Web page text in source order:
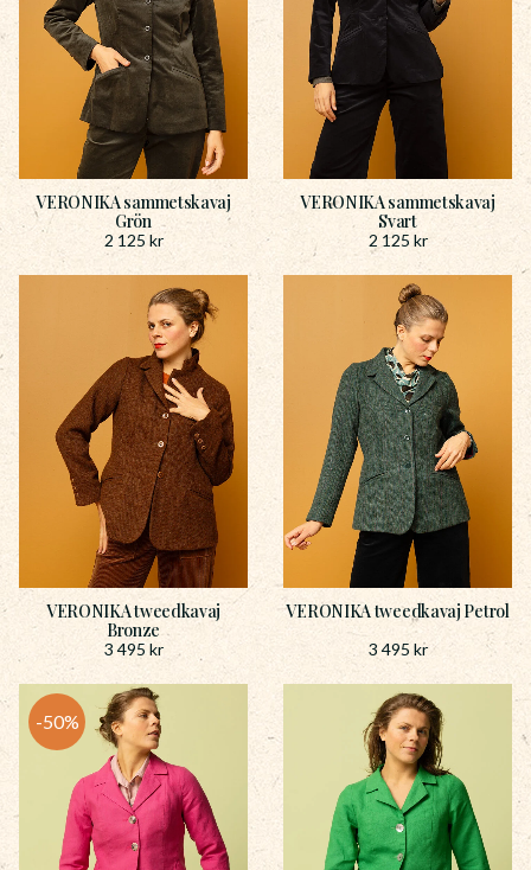
VERONIKA sammetskavaj
Grön
2 125 kr
VERONIKA sammetskavaj
Svart
2 125 kr
VERONIKA tweedkavaj
Bronze
3 495 kr
VERONIKA tweedkavaj Petrol
3 495 kr
50%